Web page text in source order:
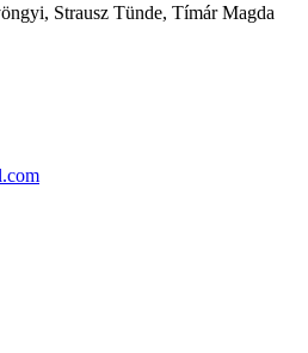
Strausz Tünde, Tímár Magda